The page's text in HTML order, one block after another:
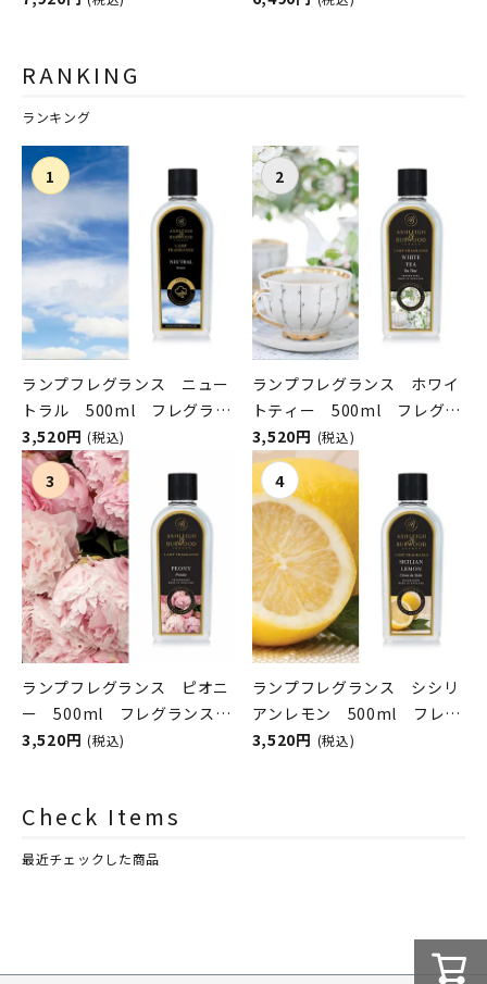
RANKING
ランキング
ランプフレグランス ニュー
トラル 500ml フレグラン
スランプ用オイル
ASHLEIGH&BURWOOD（ア
シュレイアンドバーウッド）
3,520円 (税込)
ランプフレグランス ホワイ
トティー 500ml フレグラ
ンスランプ用オイル
ASHLEIGH&BURWOOD（ア
シュレイアンドバーウッド）
3,520円 (税込)
ランプフレグランス ピオニ
ー 500ml フレグランスラ
ンプ用オイル
3,520円 (税込)
ランプフレグランス シシリ
アンレモン 500ml フレグ
ランスランプ用オイル
3,520円 (税込)
Check Items
最近チェックした商品